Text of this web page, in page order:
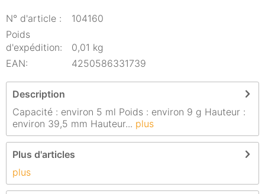
N° d'article :
104160
Poids
d'expédition:
0,01 kg
EAN:
4250586331739
Description
Capacité : environ 5 ml Poids : environ 9 g Hauteur :
environ 39,5 mm Hauteur... plus
Plus d'articles
plus